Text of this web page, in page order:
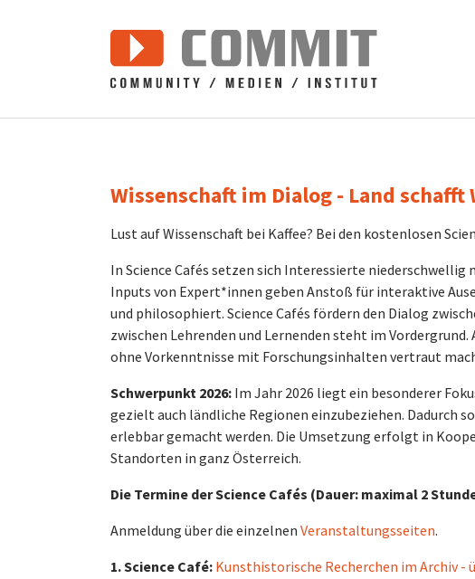
Wissenschaft im Dialog - Land schafft
Lust auf Wissenschaft bei Kaffee? Bei den kostenlosen
In Science Cafés setzen sich Interessierte
Inputs von Expert*innen geben Anstoß für interaktive
und philosophiert. Science Cafés fördern den Dialog
zwischen Lehrenden und Lernenden steht im
ohne Vorkenntnisse mit Forschungsinhalten vertraut
Schwerpunkt 2026: Im Jahr 2026 liegt ein besonderer
gezielt auch ländliche Regionen einzubeziehen. Dadurch
erlebbar gemacht werden. Die Umsetzung erfolgt in
Standorten in ganz Österreich.
Die Termine der Science Cafés (Dauer: maximal 2
Anmeldung über die einzelnen Veranstaltungsseiten.
1. Science Café: Kunsthistorische Recherchen im Archiv -